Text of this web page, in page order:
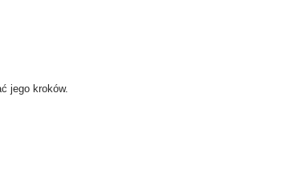
jego kroków.